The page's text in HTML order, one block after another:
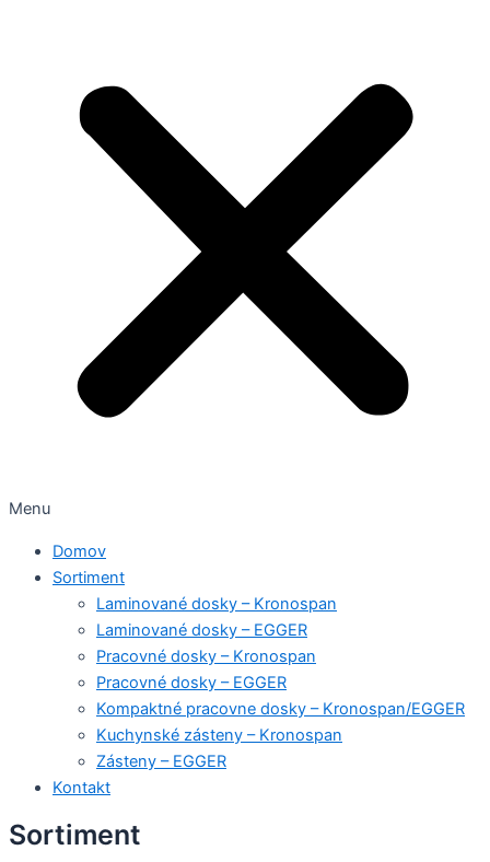
Menu
Domov
Sortiment
Laminované dosky – Kronospan
Laminované dosky – EGGER
Pracovné dosky – Kronospan
Pracovné dosky – EGGER
Kompaktné pracovne dosky – Kronospan/EGGER
Kuchynské zásteny – Kronospan
Zásteny – EGGER
Kontakt
Sortiment